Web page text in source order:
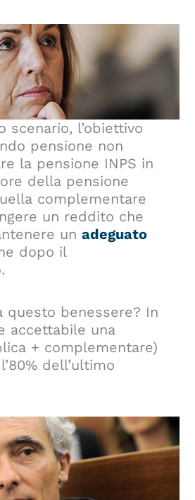
scenario, l’obiettivo
pensione non
la pensione INPS in
della pensione
complementare
un reddito che
unadeguato
dopo il
questo benessere? In
accettabile una
+ complementare)
dell’ultimo